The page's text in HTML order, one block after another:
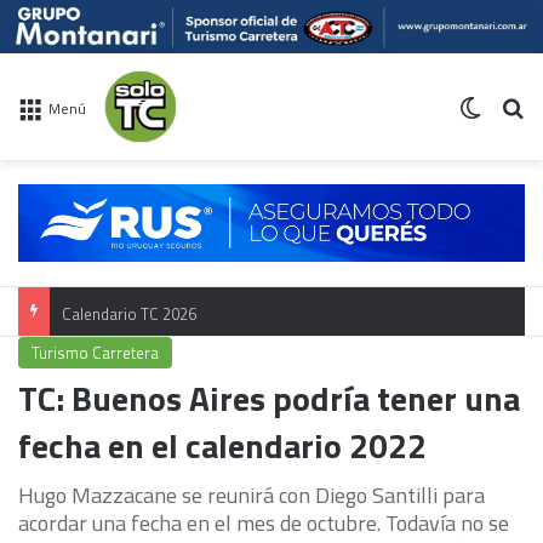
Menú
Calendario TC 2026
Turismo Carretera
TC: Buenos Aires podría tener una
fecha en el calendario 2022
Hugo Mazzacane se reunirá con Diego Santilli para
acordar una fecha en el mes de octubre. Todavía no se